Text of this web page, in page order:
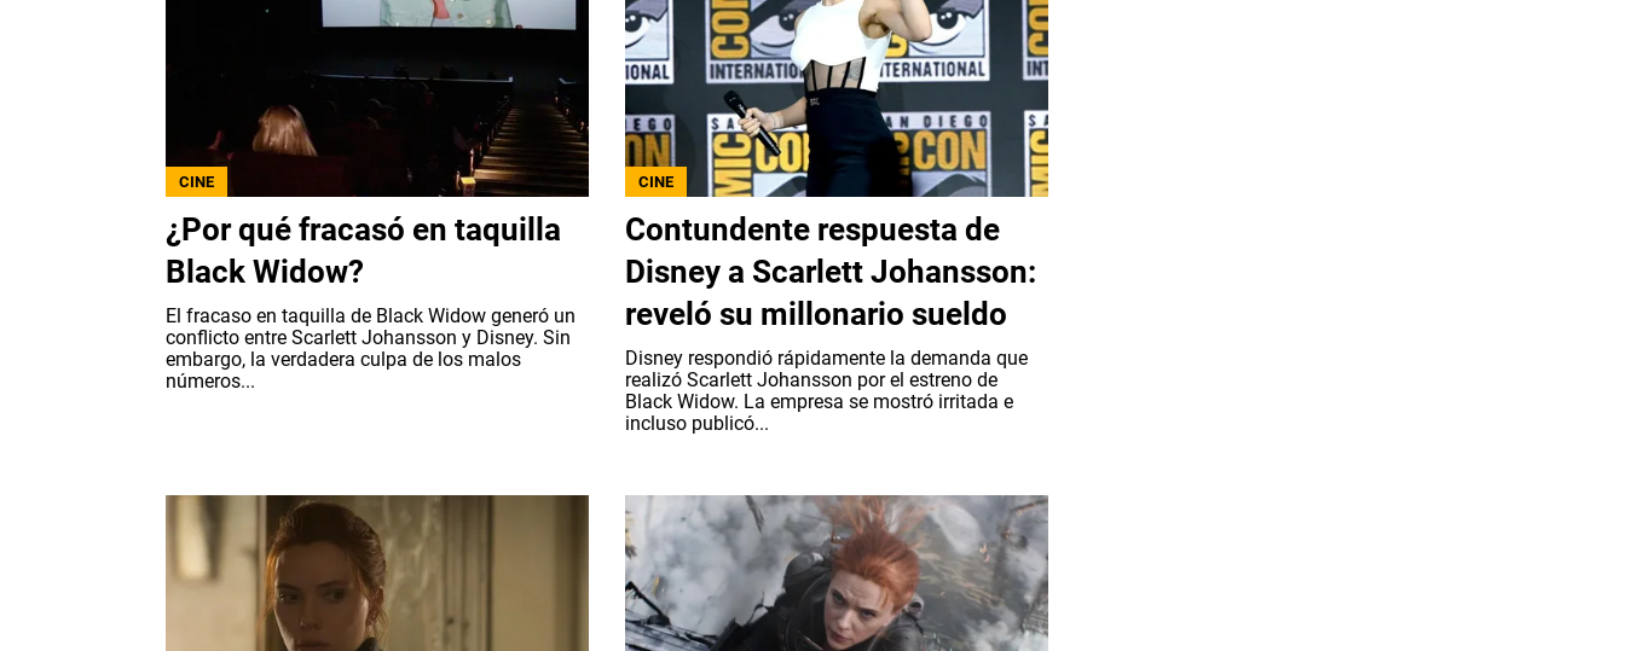
CINE
¿Por qué fracasó en taquilla
Black Widow?
El fracaso en taquilla de Black Widow generó un
conflicto entre Scarlett Johansson y Disney. Sin
embargo, la verdadera culpa de los malos
números...
CINE
Contundente respuesta de
Disney a Scarlett Johansson:
reveló su millonario sueldo
Disney respondió rápidamente la demanda que
realizó Scarlett Johansson por el estreno de
Black Widow. La empresa se mostró irritada e
incluso publicó...